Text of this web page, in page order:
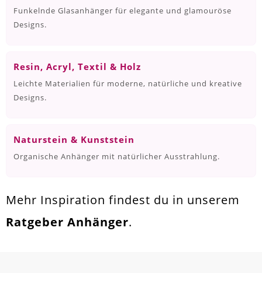
Funkelnde Glasanhänger für elegante und glamouröse
Designs.
Resin, Acryl, Textil & Holz
Leichte Materialien für moderne, natürliche und kreative
Designs.
Naturstein & Kunststein
Organische Anhänger mit natürlicher Ausstrahlung.
Mehr Inspiration findest du in unserem
Ratgeber Anhänger.